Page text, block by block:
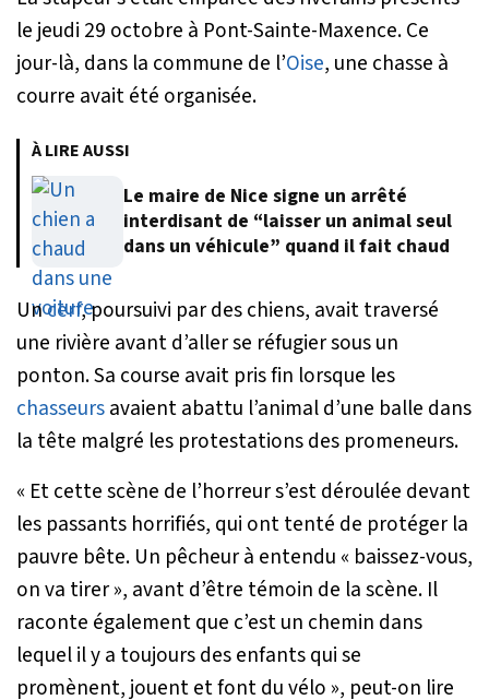
le jeudi 29 octobre à Pont-Sainte-Maxence. Ce
jour-là, dans la commune de l’Oise, une chasse à
courre avait été organisée.
À LIRE AUSSI
Le maire de Nice signe un arrêté
interdisant de “laisser un animal seul
dans un véhicule” quand il fait chaud
Uncerf, poursuivi par des chiens, avait traversé
une rivière avant d’aller se réfugier sous un
ponton. Sa course avait pris fin lorsque les
chasseursavaient abattu l’animal d’une balle dans
la tête malgré les protestations des promeneurs.
« Et cette scène de l’horreur s’est déroulée devant
les passants horrifiés, qui ont tenté de protéger la
pauvre bête. Un pêcheur à entendu « baissez-vous,
on va tirer », avant d’être témoin de la scène. Il
raconte également que c’est un chemin dans
lequel il y a toujours des enfants qui se
promènent, jouent et font du vélo », peut-on lire